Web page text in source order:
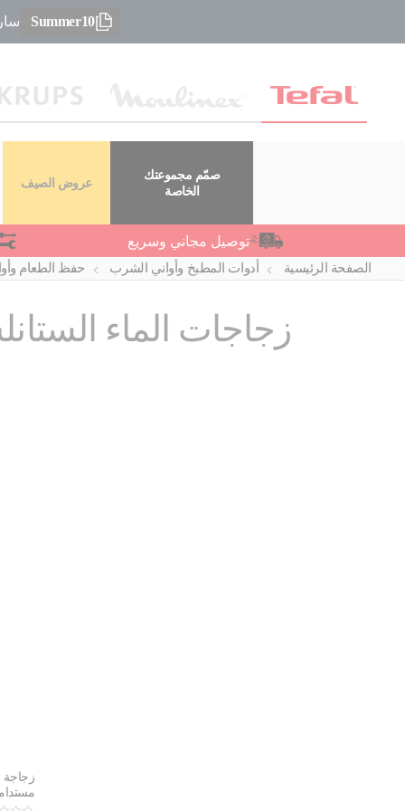
Summer10
صمّم مجموعتك
الخاصة
عروض الصيف
توصيل مجاني وسريع
الصفحة الرئيسية أدوات المطبخ وأواني الشرب حفظ الطعام
زجاجات الماء